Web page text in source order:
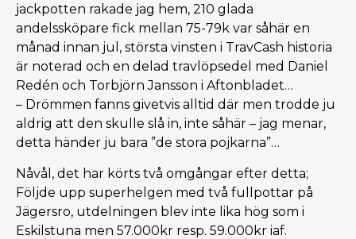
jackpotten rakade jag hem, 210 glada
andelssköpare fick mellan 75-79k var såhär en
månad innan jul, största vinsten i TravCash historia
är noterad och en delad travlöpsedel med Daniel
Redén och Torbjörn Jansson i Aftonbladet…
– Drömmen fanns givetvis alltid där men trodde ju
aldrig att den skulle slå in, inte såhär – jag menar,
detta händer ju bara ”de stora pojkarna”…
Nåvål, det har körts två omgångar efter detta;
Följde upp superhelgen med två fullpottar på
Jägersro, utdelningen blev inte lika hög som i
Eskilstuna men 57.000kr resp. 59.000kr iaf.